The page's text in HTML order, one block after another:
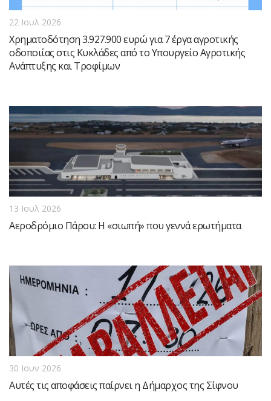
22 Ιουλ 2026
Χρηματοδότηση 3.927.900 ευρώ για 7 έργα αγροτικής
οδοποιίας στις Κυκλάδες από το Υπουργείο Αγροτικής
Ανάπτυξης και Τροφίμων
13 Ιουλ 2026
Αεροδρόμιο Πάρου: Η «σιωπή» που γεννά ερωτήματα
30 Ιουν 2026
Αυτές τις αποφάσεις παίρνει η Δήμαρχος της Σίφνου